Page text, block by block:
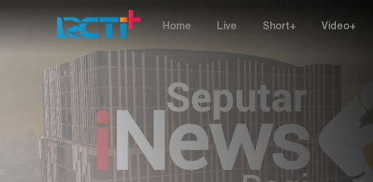
Home Live Short+ Video+